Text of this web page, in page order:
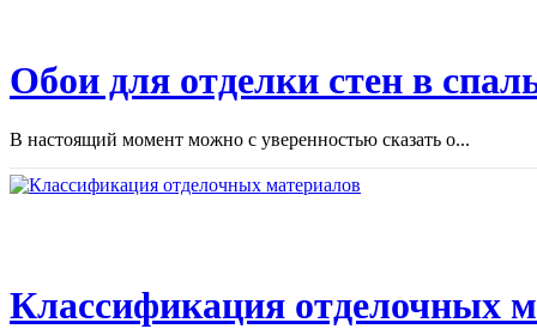
Обои для отделки стен в
В настоящий момент можно с уверенностью сказать о...
Классификация отделочных